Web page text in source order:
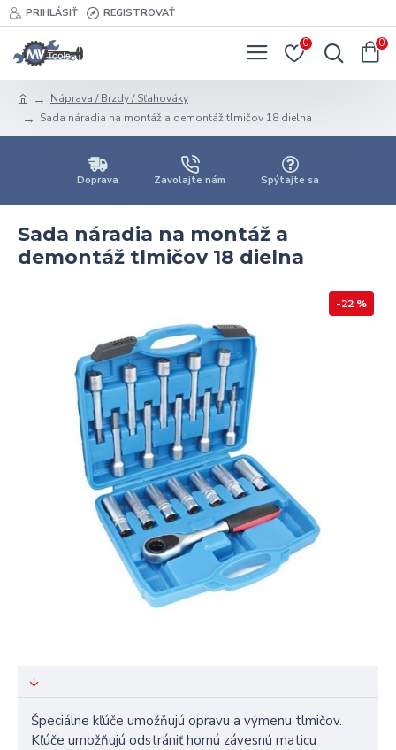
PRIHLÁSIŤ REGISTROVAŤ
0 0
Náprava / Brzdy / Sťahováky
Sada náradia na montáž a demontáž tlmičov 18 dielna
Doprava Zavolajte nám Spýtajte sa
Sada náradia na montáž a
demontáž tlmičov 18 dielna
-22 %
Špeciálne kľúče umožňujú opravu a výmenu tlmičov.
Kľúče umožňujú odstrániť hornú závesnú maticu